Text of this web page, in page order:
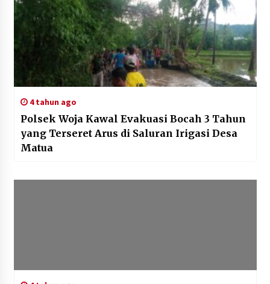
4 tahun ago
Polsek Woja Kawal Evakuasi Bocah 3 Tahun
yang Terseret Arus di Saluran Irigasi Desa
Matua